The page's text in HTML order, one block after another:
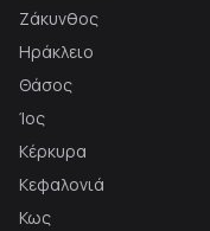
Ζάκυνθος
Ηράκλειο
Θάσος
Ίος
Κέρκυρα
Κεφαλονιά
Κως